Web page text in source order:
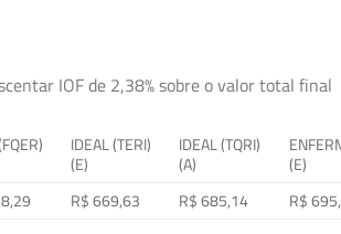
IOF de 2,38% sobre o valor total final
IDEAL (TERI)
(E)
IDEAL (TQRI)
(A)
(E)
R$ 669,63 R$ 685,14 R$